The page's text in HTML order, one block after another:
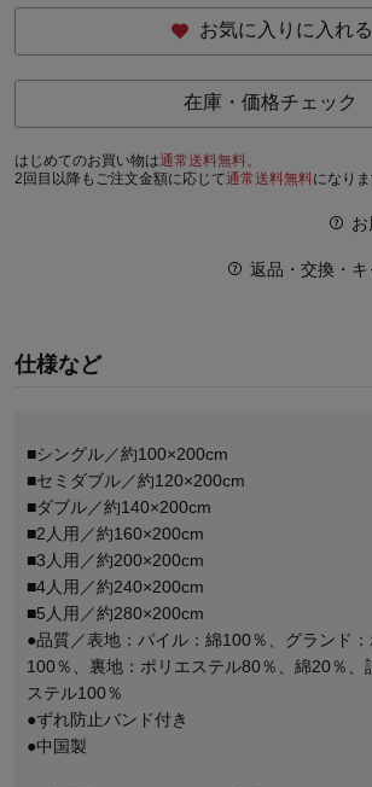
お気に入りに入れる
在庫・価格チェック
はじめてのお買い物は通常送料無料。
2回目以降もご注文金額に応じて通常送料無料になりま
返品・交換・
仕様など
■シングル／約100×200cm
■セミダブル／約120×200cm
■ダブル／約140×200cm
■2人用／約160×200cm
■3人用／約200×200cm
■4人用／約240×200cm
■5人用／約280×200cm
●品質／表地：パイル：綿100％、グランド
100％、裏地：ポリエステル80％、綿20％、
ステル100％
●ずれ防止バンド付き
●中国製